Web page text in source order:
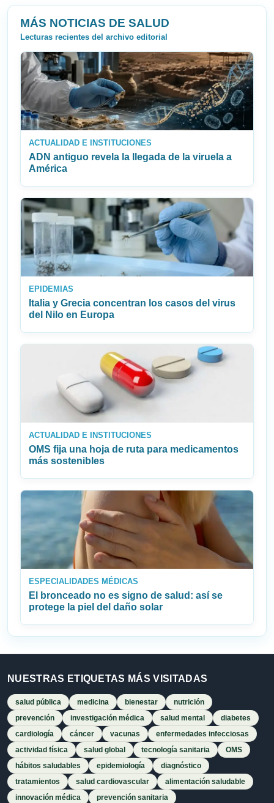
MÁS NOTICIAS DE SALUD
Lecturas recientes del archivo editorial
ACTUALIDAD E INSTITUCIONES
ADN antiguo revela la llegada de la viruela a
América
EPIDEMIAS
Italia y Grecia concentran los casos del virus
del Nilo en Europa
ACTUALIDAD E INSTITUCIONES
OMS fija una hoja de ruta para medicamentos
más sostenibles
ESPECIALIDADES MÉDICAS
El bronceado no es signo de salud: así se
protege la piel del daño solar
NUESTRAS ETIQUETAS MÁS VISITADAS
salud pública medicina bienestar
nutrición
prevención
investigación médica salud mental
diabetes
cardiología
cáncer vacunas
enfermedades infecciosas
actividad física
salud global tecnología sanitaria
OMS
hábitos saludables
epidemiología
diagnóstico
tratamientos
salud cardiovascular
alimentación saludable
innovación médica
prevención sanitaria